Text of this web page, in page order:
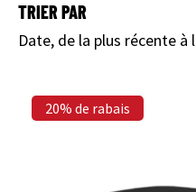
TRIER PAR
Date, de la plus récente à
20% de rabais